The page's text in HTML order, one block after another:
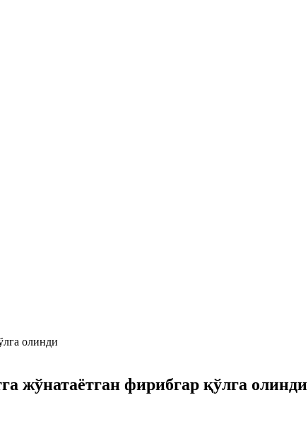
жўнатаётган фирибгар қўлга олинди